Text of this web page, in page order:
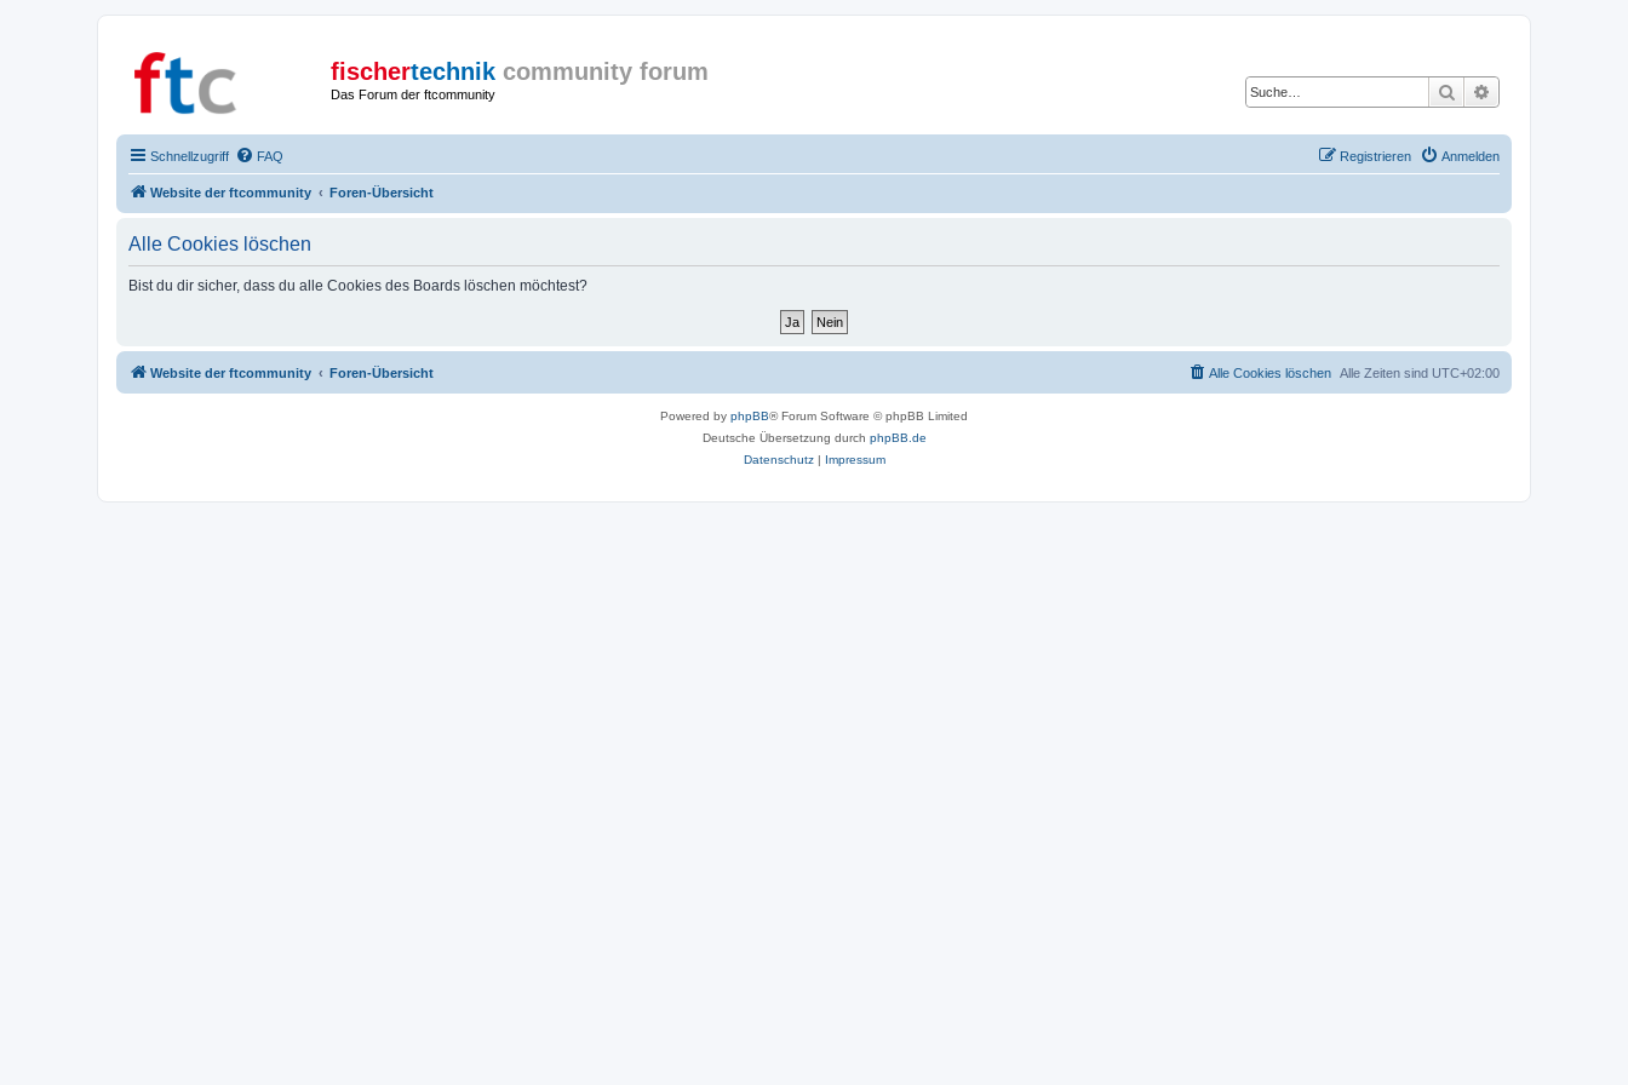
fischertechnik community forum
Das Forum der ftcommunity Suche
Schnellzugriff FAQ Anmelden
Registrieren
Website der ftcommunity Foren-Übersicht
Alle Cookies löschen
Bist du dir sicher, dass du alle Cookies des Boards löschen möchtest?
Website der ftcommunity Foren-Übersicht Alle Zeiten sind UTC+02:00
Alle Cookies löschen
Powered by phpBB® Forum Software © phpBB Limited
Deutsche Übersetzung durch phpBB.de
Datenschutz| Impressum